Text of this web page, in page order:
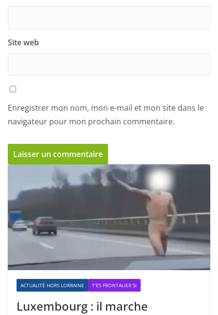
Site web
Enregistrer mon nom, mon e-mail et mon site dans le
navigateur pour mon prochain commentaire.
ACTUALITÉ HORS LORRAINE T'ES FRONTALIER SI
Luxembourg : il marche